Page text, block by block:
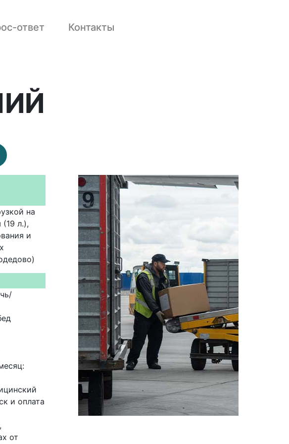
ответ Контакты
на
л.),
и
и оплата
от